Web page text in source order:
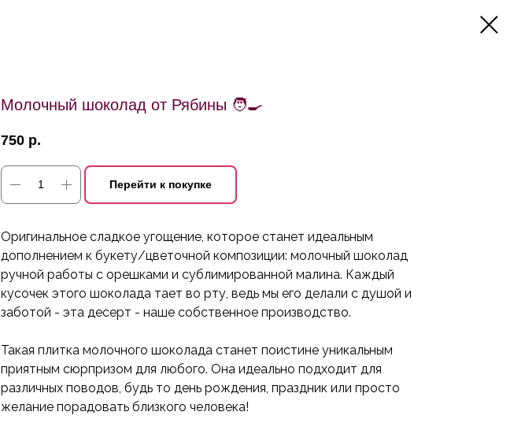
Молочный шоколад от Рябины 🧑‍🍳
750 р.
Перейти к покупке
Оригинальное сладкое угощение, которое станет идеальным
дополнением к букету/цветочной композиции: молочный шоколад
ручной работы с орешками и сублимированной малина. Каждый
кусочек этого шоколада тает во рту, ведь мы его делали с душой и
заботой - эта десерт - наше собственное производство.
Такая плитка молочного шоколада станет поистине уникальным
приятным сюрпризом для любого. Она идеально подходит для
различных поводов, будь то день рождения, праздник или просто
желание порадовать близкого человека!